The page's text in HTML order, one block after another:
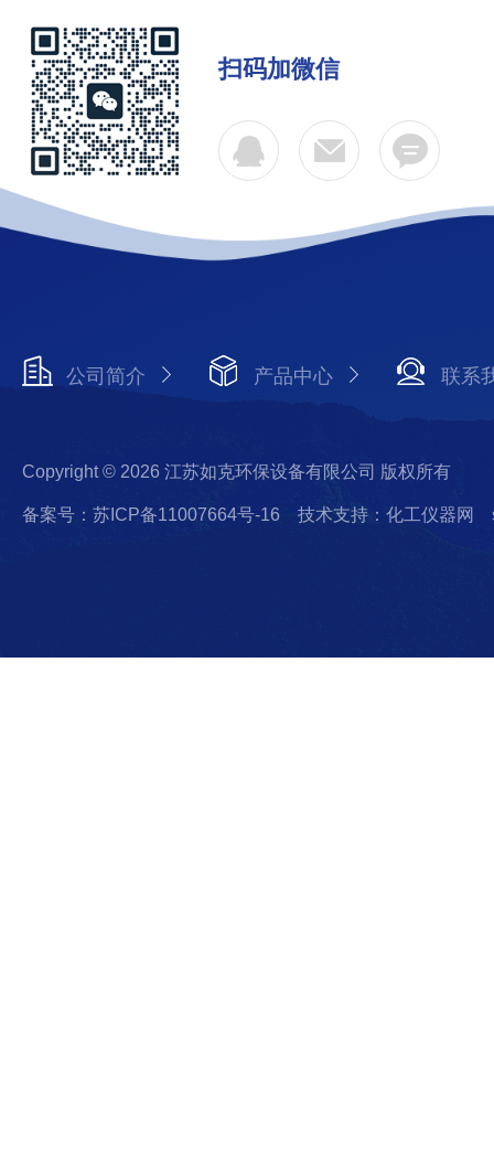
扫码加微信
公司简介 产品中心 联系
Copyright © 2026 江苏如克环保设备有限公司 版权所有
备案号：苏ICP备11007664号-16 技术支持：化工仪器网